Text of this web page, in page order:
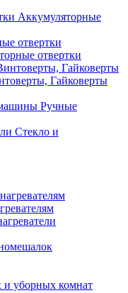
Аккумуляторные
отвертки
отвертки
Гайковерты
Ручные
Стекло и